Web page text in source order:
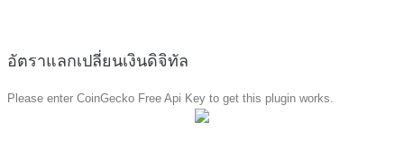
อัตราแลกเปลี่ยนเงินดิจิทัล
Please enter CoinGecko Free Api Key to get this plugin works.